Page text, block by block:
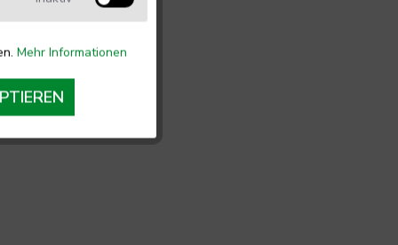
Mehr Informationen